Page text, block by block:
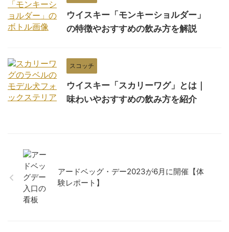
ウイスキー「モンキーショルダー」
の特徴やおすすめの飲み方を解説
スコッチ
ウイスキー「スカリーワグ」とは｜
味わいやおすすめの飲み方を紹介
アードベッグ・デー2023が6月に開催【体
験レポート】